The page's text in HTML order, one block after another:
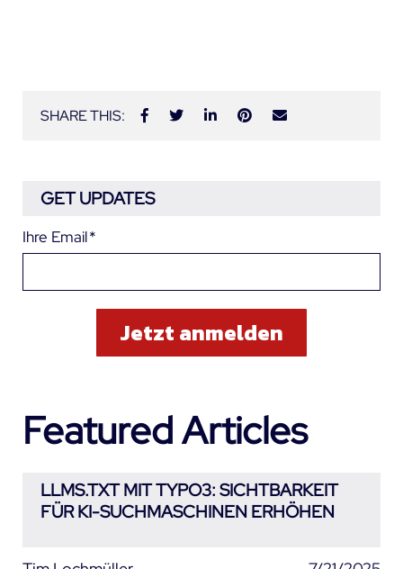
SHARE THIS:
GET UPDATES
Ihre Email*
Featured Articles
LLMS.TXT MIT TYPO3: SICHTBARKEIT
FÜR KI-SUCHMASCHINEN ERHÖHEN